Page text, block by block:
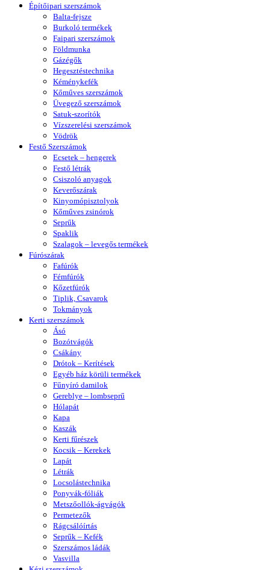
Építőipari szerszámok
Balta-fejsze
Burkoló termékek
Faipari szerszámok
Földmunka
Gázégők
Hegesztéstechnika
Kéménykefék
Kőműves szerszámok
Üvegező szerszámok
Satuk-szorítók
Vízszerelési szerszámok
Vödrök
Festő Szerszámok
Ecsetek – hengerek
Festő létrák
Csiszoló anyagok
Keverőszárak
Kinyomópisztolyok
Kőműves zsinórok
Seprűk
Spaklik
Szalagok – levegős termékek
Fúrószárak
Fafúrók
Fémfúrók
Kőzetfúrók
Tiplik, Csavarok
Tokmányok
Kerti szerszámok
Ásó
Bozótvágók
Csákány
Drótok – Kerítések
Egyéb ház körüli termékek
Fűnyíró damilok
Gereblye – lombseprű
Hólapát
Kapa
Kaszák
Kerti fűrészek
Kocsik – Kerekek
Lapát
Létrák
Locsolástechnika
Ponyvák-fóliák
Metszőollók-ágvágók
Permetezők
Rágcsálóírtás
Seprűk – Kefék
Szerszámos ládák
Vasvilla